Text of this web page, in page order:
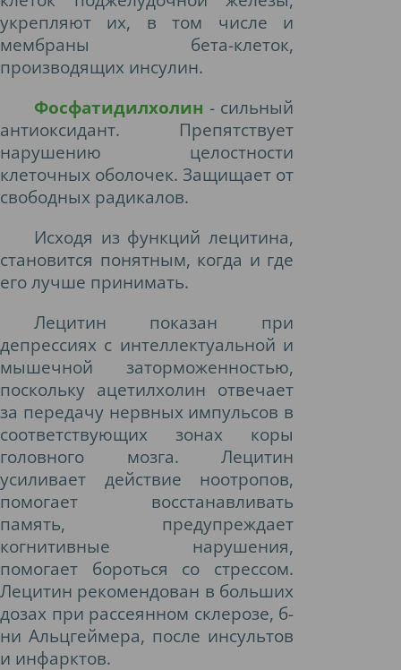
укрепляют их, в том числе и
мембраны бета-клеток,
производящих инсулин.
Фосфатидилхолин - сильный
антиоксидант. Препятствует
нарушению целостности
клеточных оболочек. Защищает от
свободных радикалов.
Исходя из функций лецитина,
становится понятным, когда и где
его лучше принимать.
Лецитин показан при
депрессиях с интеллектуальной и
мышечной заторможенностью,
поскольку ацетилхолин отвечает
за передачу нервных импульсов в
соответствующих зонах коры
головного мозга. Лецитин
усиливает действие ноотропов,
помогает восстанавливать
память, предупреждает
когнитивные нарушения,
помогает бороться со стрессом.
Лецитин рекомендован в больших
дозах при рассеянном склерозе, б-
ни Альцгеймера, после инсультов
и инфарктов.